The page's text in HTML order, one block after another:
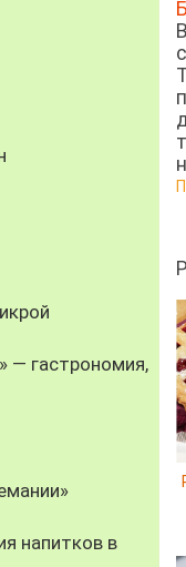
— гастрономия,
напитков в